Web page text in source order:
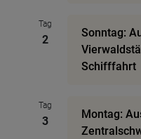
Tag
2
Sonntag:
Schifffahrt
Tag
3
Montag: